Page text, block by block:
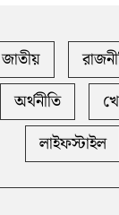
জাতীয়
অর্থনীতি
লাইফস্টাইল